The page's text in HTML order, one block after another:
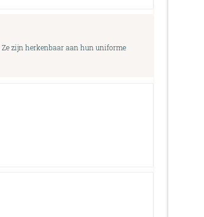
Ze zijn herkenbaar aan hun uniforme